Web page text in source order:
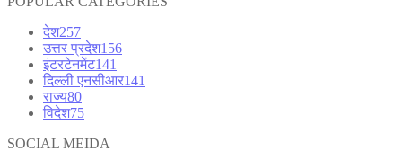
देश257
उत्तर प्रदेश156
इंटरटेनमेंट141
दिल्ली एनसीआर141
राज्य80
विदेश75
SOCIAL MEIDA